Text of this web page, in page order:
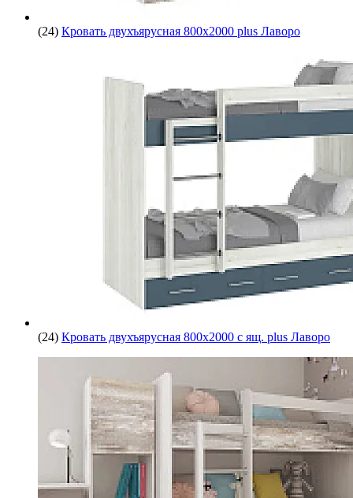
(24) Кровать двухъярусная 800х2000 plus Лаворо
(24) Кровать двухъярусная 800х2000 с ящ. plus Лаворо